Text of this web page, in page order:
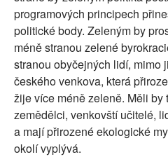
programových principech
politické body. Zeleným by
méně stranou zelené
stranou obyčejných lidí, mimo
českého venkova, která
žije více méně zeleně. Měli by
zemědělci, venkovští učitelé,
a mají přirozené ekologické
okolí vyplývá.